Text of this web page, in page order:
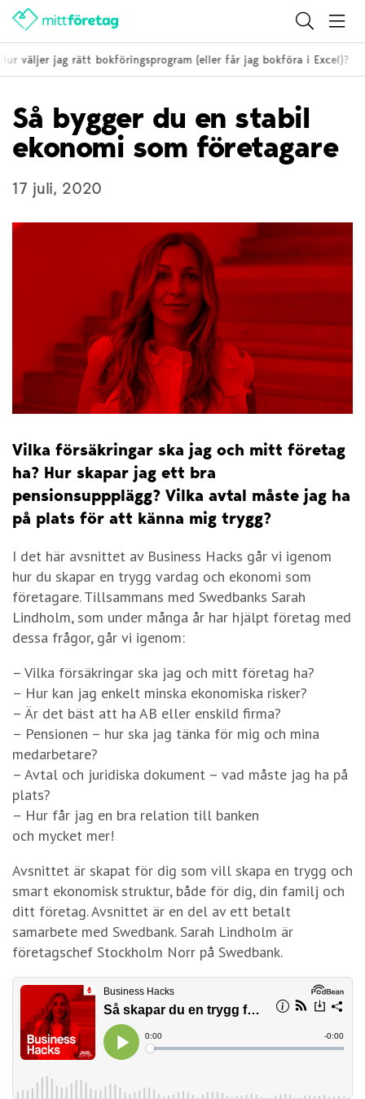
väljer jag rätt bokföringsprogram (eller får jag bokföra i Excel)?
Så bygger du en stabil
ekonomi som företagare
17 juli, 2020
Vilka försäkringar ska jag och mitt företag
ha? Hur skapar jag ett bra
pensionsuppplägg? Vilka avtal måste jag ha
på plats för att känna mig trygg?
I det här avsnittet av Business Hacks går vi igenom
hur du skapar en trygg vardag och ekonomi som
företagare. Tillsammans med Swedbanks Sarah
Lindholm, som under många år har hjälpt företag med
dessa frågor, går vi igenom:
– Vilka försäkringar ska jag och mitt företag ha?
– Hur kan jag enkelt minska ekonomiska risker?
– Är det bäst att ha AB eller enskild firma?
– Pensionen – hur ska jag tänka för mig och mina
medarbetare?
– Avtal och juridiska dokument – vad måste jag ha på
plats?
– Hur får jag en bra relation till banken
och mycket mer!
Avsnittet är skapat för dig som vill skapa en trygg och
smart ekonomisk struktur, både för dig, din familj och
ditt företag. Avsnittet är en del av ett betalt
samarbete med Swedbank. Sarah Lindholm är
företagschef Stockholm Norr på Swedbank.